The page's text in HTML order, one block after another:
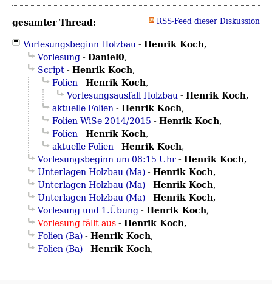
gesamter Thread: RSS-Feed dieser Diskussion
Vorlesungsbeginn Holzbau- Henrik Koch,
Vorlesung- Daniel0,
Script- Henrik Koch,
Folien- Henrik Koch,
Vorlesungsausfall Holzbau- Henrik Koch,
aktuelle Folien- Henrik Koch,
Folien WiSe 2014/2015 - Henrik Koch,
Folien- Henrik Koch,
aktuelle Folien- Henrik Koch,
Vorlesungsbeginn um 08:15 Uhr- Henrik Koch,
Unterlagen Holzbau (Ma)- Henrik Koch,
Unterlagen Holzbau (Ma)- Henrik Koch,
Unterlagen Holzbau (Ma)- Henrik Koch,
Vorlesung und 1.Übung- Henrik Koch,
Vorlesung fällt aus- Henrik Koch,
Folien (Ba)- Henrik Koch,
Folien (Ba)- Henrik Koch,